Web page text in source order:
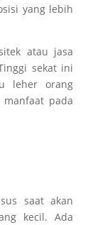
yang lebih
atau jasa
sekat ini
leher orang
pada
saat akan
kecil. Ada